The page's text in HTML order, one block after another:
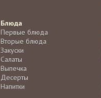
Блюда
Первые блюда
Вторые блюда
Закуски
Салаты
Выпечка
Десерты
Напитки